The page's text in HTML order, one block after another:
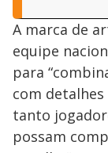
A marca de
equipe
para
com
tanto
possam